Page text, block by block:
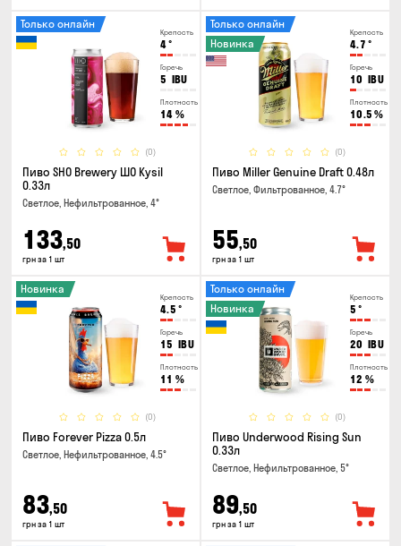
Крепость
4°
Горечь
5 IBU
Плотность
14 %
(0)
Только онлайн
Пиво SHO Brewery ШО Kysil
0.33л
Светлое, Нефильтрованное, 4°
133,50
грн за 1 шт
Крепость
4.7 °
Горечь
10 IBU
Плотность
10.5 %
(0)
Только онлайн
Новинка
Пиво Miller Genuine Draft 0.48л
Светлое, Фильтрованное, 4.7°
55,50
грн за 1 шт
Крепость
4.5 °
Горечь
15 IBU
Плотность
11 %
(0)
Новинка
Пиво Forever Pizza 0.5л
Светлое, Нефильтрованное, 4.5°
83,50
грн за 1 шт
Крепость
5 °
Горечь
20 IBU
Плотность
12 %
(0)
Только онлайн
Новинка
Пиво Underwood Rising Sun
0.33л
Светлое, Нефильтрованное, 5°
89,50
грн за 1 шт